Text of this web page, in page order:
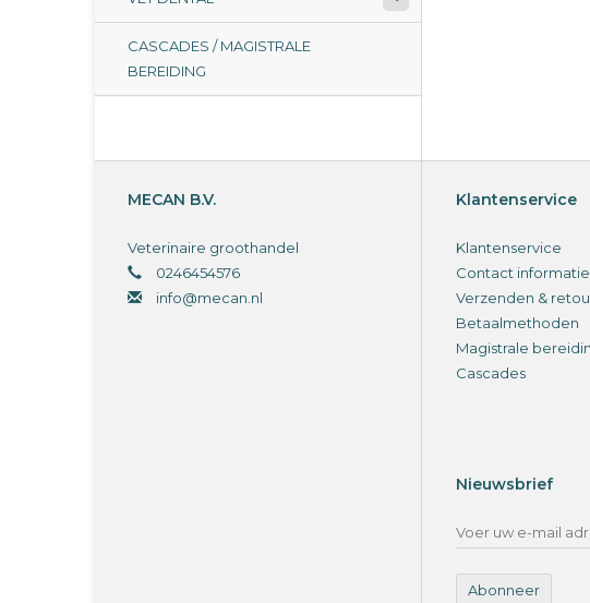
CASCADES / MAGISTRALE
BEREIDING
MECAN B.V.
Veterinaire groothandel
0246454576
info@mecan.nl
Klantenservice
Klantenservice
Contact informatie
Verzenden &
Betaalmethoden
Magistrale
Cascades
Nieuwsbrief
Abonneer